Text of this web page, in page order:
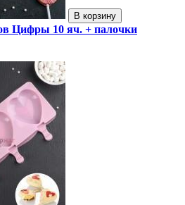
В корзину
Цифры 10 яч. + палочки